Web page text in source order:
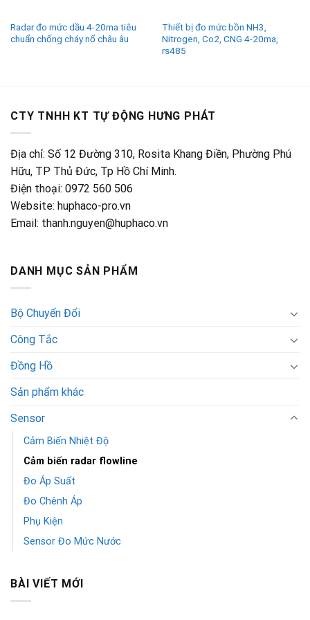
Radar đo mức dầu 4-20ma tiêu
chuẩn chống cháy nổ châu âu
Thiết bị đo mức bồn NH3,
Nitrogen, Co2, CNG 4-20ma,
rs485
CTY TNHH KT TỰ ĐỘNG HƯNG PHÁT
Địa chỉ: Số 12 Đường 310, Rosita Khang Điền, Phường Phú
Hữu, TP Thủ Đức, Tp Hồ Chí Minh.
Điện thoại: 0972 560 506
Website: huphaco-pro.vn
Email: thanh.nguyen@huphaco.vn
DANH MỤC SẢN PHẨM
Bộ Chuyển Đổi
Công Tắc
Đồng Hồ
Sản phẩm khác
Sensor
Cảm Biến Nhiệt Độ
Cảm biến radar flowline
Đo Áp Suất
Đo Chênh Áp
Phụ Kiện
Sensor Đo Mức Nước
BÀI VIẾT MỚI